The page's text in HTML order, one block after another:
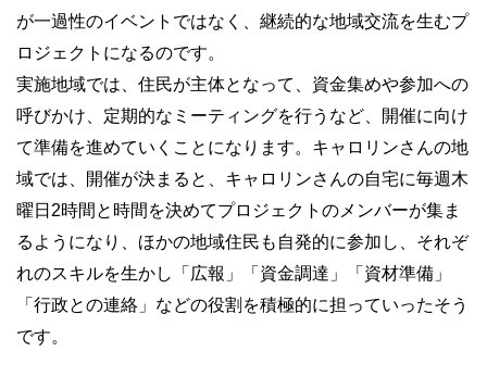
が一過性のイベントではなく、継続的な地域交流を生むプ
ロジェクトになるのです。
実施地域では、住民が主体となって、資金集めや参加への
呼びかけ、定期的なミーティングを行うなど、開催に向け
て準備を進めていくことになります。キャロリンさんの地
域では、開催が決まると、キャロリンさんの自宅に毎週木
曜日 2時間と時間を決めてプロジェクトのメンバーが集ま
るようになり、ほかの地域住民も自発的に参加し、それぞ
れのスキルを生かし「広報」「資金調達」「資材準備」
「行政との連絡」などの役割を積極的に担っていったそう
です。